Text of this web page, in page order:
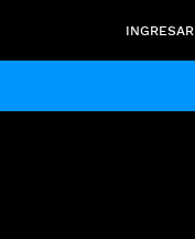
INGRESAR